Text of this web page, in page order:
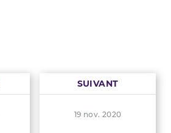
SUIVANT
19 nov. 2020